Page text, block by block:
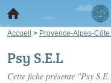
Accueil > Provence-Alpes-
Psy S.E.L
Cette fiche présente "Psy